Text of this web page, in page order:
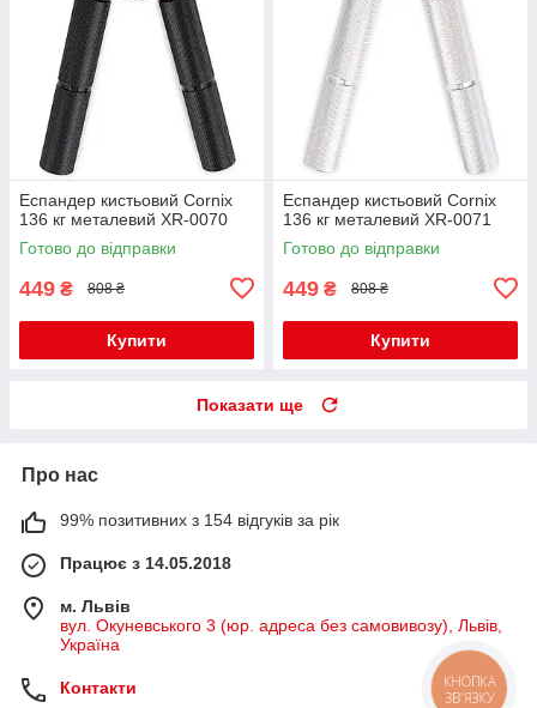
Еспандер кистьовий Cornix
136 кг металевий XR-0070
Готово до відправки
449 ₴ 808 ₴
Купити
Еспандер кистьовий Cornix
136 кг металевий XR-0071
Готово до відправки
449 ₴ 808 ₴
Купити
Показати ще
Про нас
99% позитивних з 154 відгуків за рік
Працює з 14.05.2018
м. Львів
вул. Окуневського 3 (юр. адреса без самовивозу), Львів,
Україна
Контакти
КНОПКА
ЗВ'ЯЗКУ